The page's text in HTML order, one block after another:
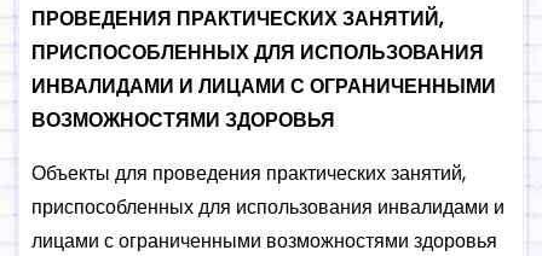
ПРОВЕДЕНИЯ ПРАКТИЧЕСКИХ ЗАНЯТИЙ,
ПРИСПОСОБЛЕННЫХ ДЛЯ ИСПОЛЬЗОВАНИЯ
ИНВАЛИДАМИ И ЛИЦАМИ С ОГРАНИЧЕННЫМИ
ВОЗМОЖНОСТЯМИ ЗДОРОВЬЯ
Объекты для проведения практических занятий,
приспособленных для использования инвалидами и
лицами с ограниченными возможностями здоровья